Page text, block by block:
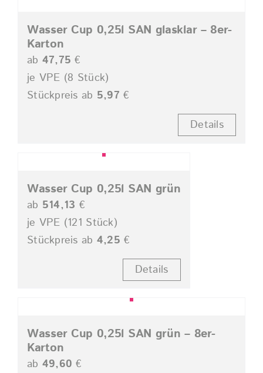
Wasser Cup 0,25l SAN glasklar – 8er-
Karton
ab 47,75 €
je VPE (8 Stück)
Stückpreis ab 5,97 €
Details
Wasser Cup 0,25l SAN grün
ab 514,13 €
je VPE (121 Stück)
Stückpreis ab 4,25 €
Details
Wasser Cup 0,25l SAN grün – 8er-
Karton
ab 49,60 €